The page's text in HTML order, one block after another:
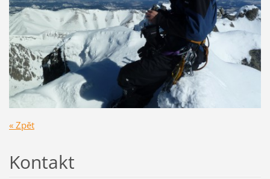
« Zpět
Kontakt